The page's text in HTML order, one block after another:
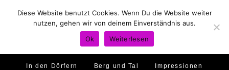
Hirtenland Traumstrände Feste feiern
Golfo di Orosei Im Norden
Murales Ambiente
In den Dörfern Berg und Tal Impressionen
Diese Website benutzt Cookies. Wenn Du die Website weiter
nutzen, gehen wir von deinem Einverständnis aus.
Ok
Weiterlesen